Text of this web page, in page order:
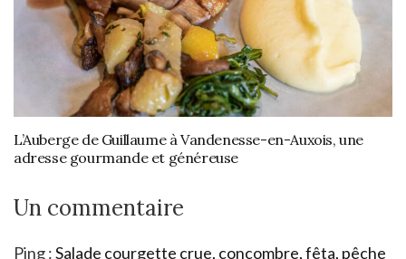
L’Auberge de Guillaume à Vandenesse-en-Auxois, une
adresse gourmande et généreuse
Un commentaire
Ping :Salade courgette crue, concombre, fêta, pêche